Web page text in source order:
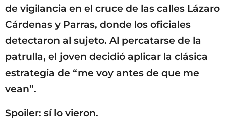
de vigilancia en el cruce de las calles Lázaro
Cárdenas y Parras, donde los oficiales
detectaron al sujeto. Al percatarse de la
patrulla, el joven decidió aplicar la clásica
estrategia de “me voy antes de que me
vean”.
Spoiler: sí lo vieron.